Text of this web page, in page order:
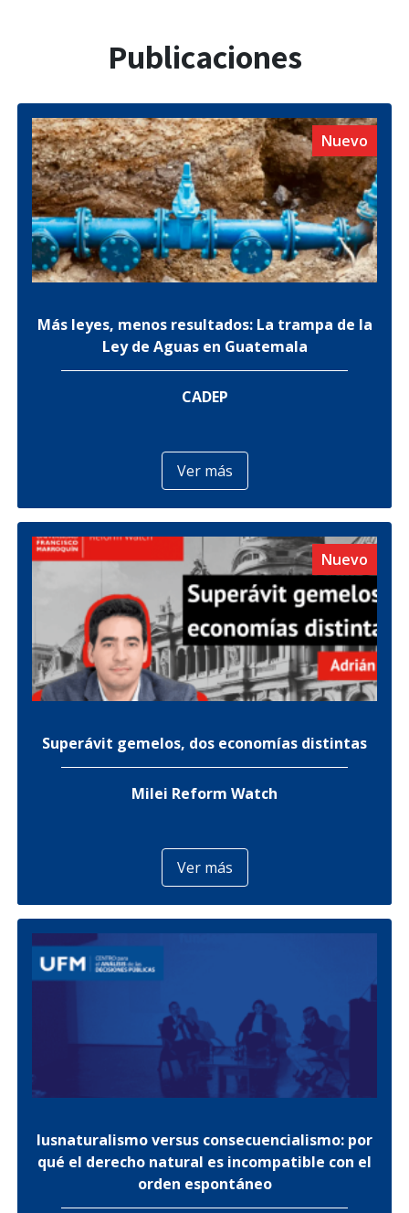
Publicaciones
Nuevo
Más leyes, menos resultados: La trampa de la
Ley de Aguas en Guatemala
CADEP
Ver más
Nuevo
Superávit gemelos, dos economías distintas
Milei Reform Watch
Ver más
Iusnaturalismo versus consecuencialismo: por
qué el derecho natural es incompatible con el
orden espontáneo